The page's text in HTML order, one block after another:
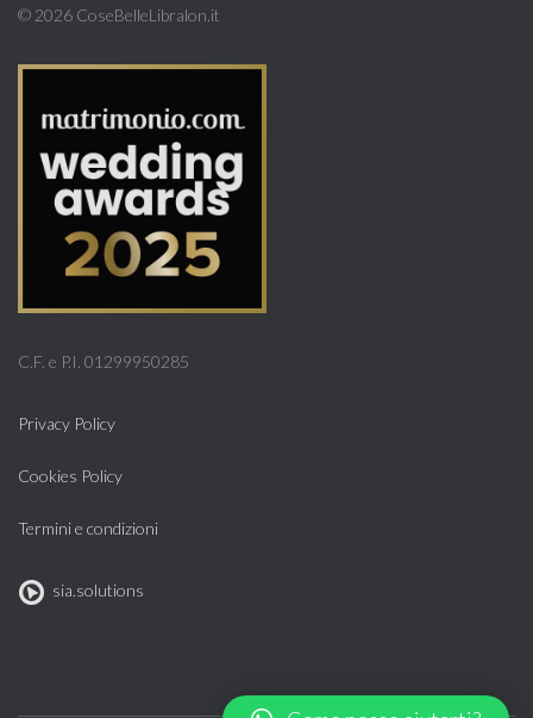
© 2026 CoseBelleLibralon.it
C.F. e P.I. 01299950285
Privacy Policy
Cookies Policy
Termini e condizioni
sia.solutions